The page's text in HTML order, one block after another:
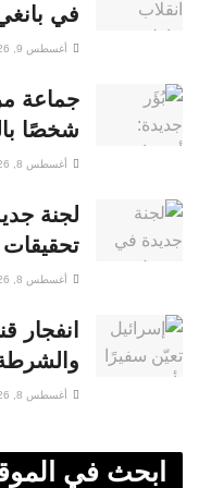
في
أغسطس 9, 2026
شخصًا
أغسطس 8, 2026
لجنة
تحقيقات
أغسطس 8, 2026
انفجار
أغسطس 8, 2026
ابحث في